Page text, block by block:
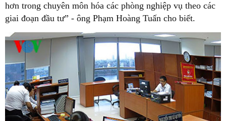
hơn trong chuyên môn hóa các phòng nghiệp vụ theo các
giai đoạn đầu tư” - ông Phạm Hoàng Tuấn cho biết.